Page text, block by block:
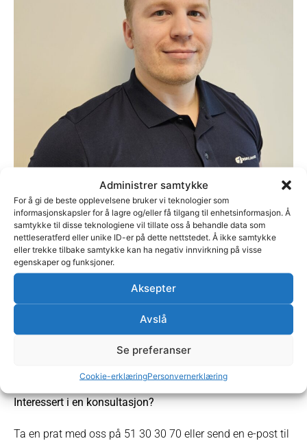
Administrer samtykke
For å gi de beste opplevelsene bruker vi teknologier som
informasjonskapsler for å lagre og/eller få tilgang til enhetsinformasjon. Å
samtykke til disse teknologiene vil tillate oss å behandle data som
nettleseratferd eller unike ID-er på dette nettstedet. Å ikke samtykke
eller trekke tilbake samtykke kan ha negativ innvirkning på visse
egenskaper og funksjoner.
Aksepter
Avslå
Se preferanser
Cookie-erklæringPersonvernerklæring
Even Husebø
Interessert i en konsultasjon?
Ta en prat med oss på 51 30 30 70 eller send en e-post til